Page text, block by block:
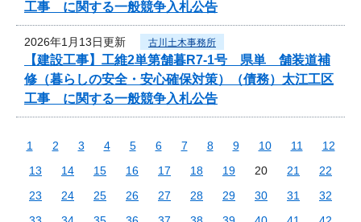
工事 に関する一般競争入札公告
2026年1月13日更新 古川土木事務所
【建設工事】工維2単第舗暮R7-1号 県単 舗装道補
修（暮らしの安全・安心確保対策）（債務）太江工区
工事 に関する一般競争入札公告
1 2 3 4 5 6 7 8 9 10 11
12
13
14 15 16 17 18 19 20 21
22
23
24 25 26 27 28 29 30 31
32